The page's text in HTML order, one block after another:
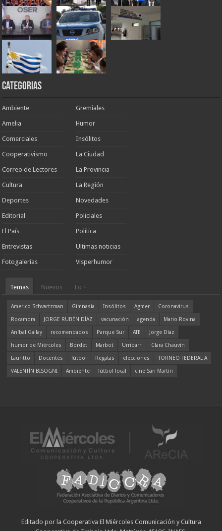
Categorias
Ambiente
Amelia
Comerciales
Cooperativismo
Correo de Lectores
Cultura
Deportes
Editorial
El País
Entrevistas
Fotogalerías
Gremiales
Humor
Insólitos
La Ciudad
La Provincia
La Región
Novedades
Policiales
Política
Ultimas noticias
Visperhumor
Temas Nuevos Lo +
Americo Schvartzman Gimnasia Insólitos Agmer
Coronavirus
Rocamora
JORGE RUBÉN DÍAZ vacunación agenda
Mario Rovina
Aníbal Gallay
recomendados Parque Sur ATE
Jorge Díaz
humor de Miércoles
Bordet Marbot Urribarri
Clara Chauvín
Lauritto
Docentes fútbol Regatas elecciones
TORNEO FEDERAL A
VALENTÍN BISOGNI
Ambiente fútbol local cine San Martín
Editado por la Cooperativa El Miércoles Comunicación y Cultura